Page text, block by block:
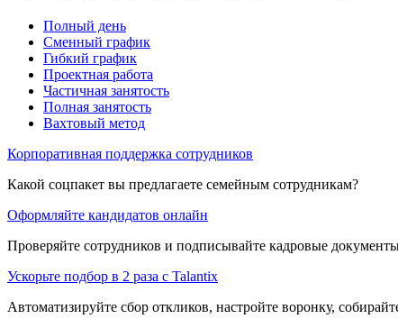
Полный день
Сменный график
Гибкий график
Проектная работа
Частичная занятость
Полная занятость
Вахтовый метод
Корпоративная поддержка сотрудников
Какой соцпакет вы предлагаете семейным сотрудникам?
Оформляйте кандидатов онлайн
Проверяйте сотрудников и подписывайте кадровые
Ускорьте подбор в 2 раза с Talantix
Автоматизируйте сбор откликов, настройте воронку,